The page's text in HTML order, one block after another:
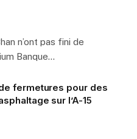
n’ont pas fini de
Banque…
fermetures pour des
sur l’A-15